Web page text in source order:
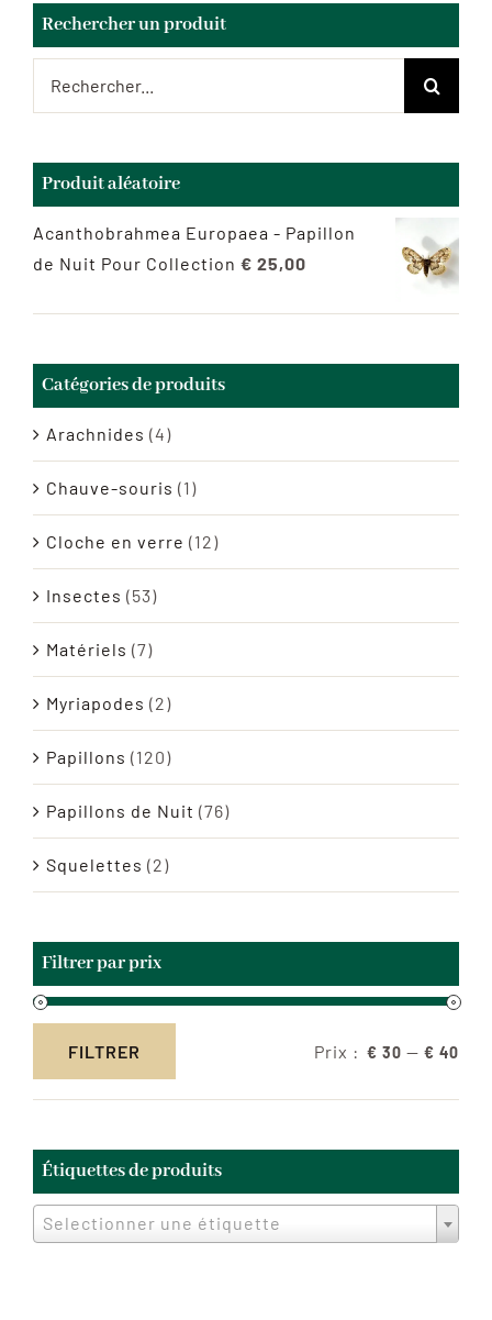
Rechercher un produit
Produit aléatoire
Acanthobrahmea Europaea - Papillon
de Nuit Pour Collection € 25,00
Catégories de produits
Arachnides (4)
Chauve-souris (1)
Cloche en verre (12)
Insectes (53)
Matériels (7)
Myriapodes (2)
Papillons (120)
Papillons de Nuit (76)
Squelettes (2)
Filtrer par prix
min
max
FILTRER Prix : € 30 — € 40
Étiquettes de produits
Selectionner une étiquette